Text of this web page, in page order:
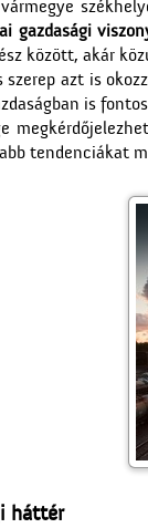
gazdasági
között, akár
azt is
is
tendenciákat
háttér